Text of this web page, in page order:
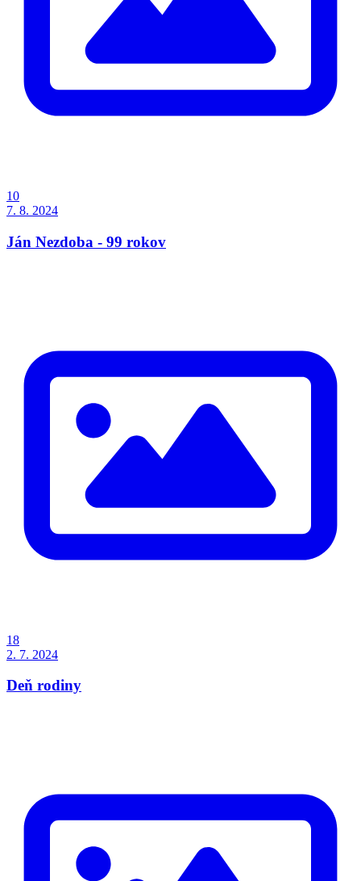
10
7. 8. 2024
Ján Nezdoba - 99 rokov
18
2. 7. 2024
Deň rodiny